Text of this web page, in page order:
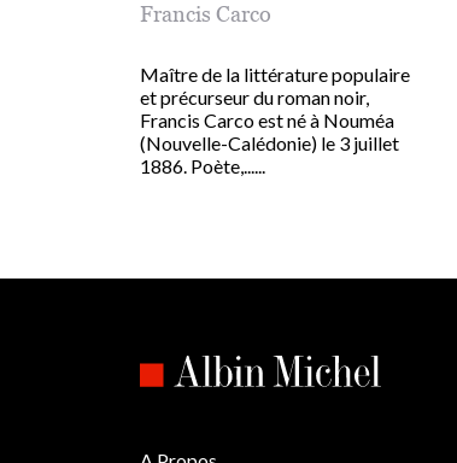
Francis Carco
Maître de la littérature populaire
et précurseur du roman noir,
Francis Carco est né à Nouméa
(Nouvelle-Calédonie) le 3 juillet
1886. Poète,......